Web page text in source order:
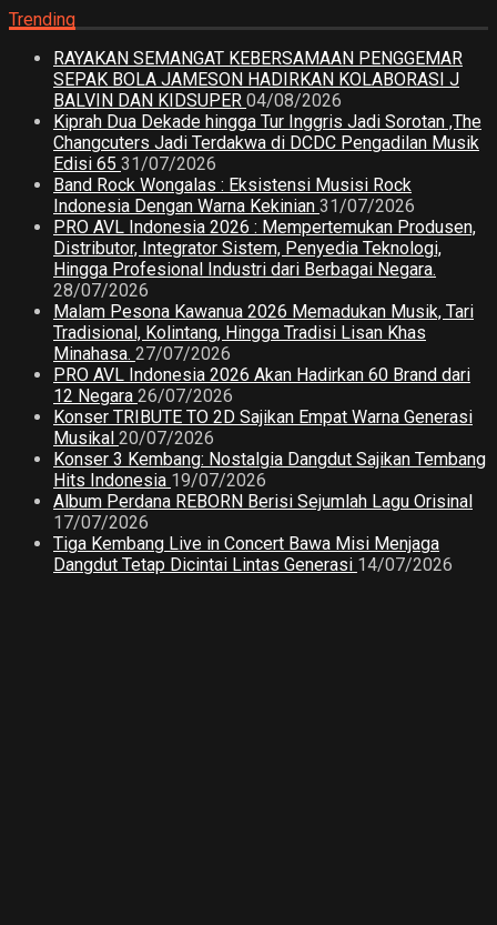
Trending
RAYAKAN SEMANGAT KEBERSAMAAN PENGGEMAR
SEPAK BOLA JAMESON HADIRKAN KOLABORASI J
BALVIN DAN KIDSUPER 04/08/2026
Kiprah Dua Dekade hingga Tur Inggris Jadi Sorotan ,The
Changcuters Jadi Terdakwa di DCDC Pengadilan Musik
Edisi 65 31/07/2026
Band Rock Wongalas : Eksistensi Musisi Rock
Indonesia Dengan Warna Kekinian 31/07/2026
PRO AVL Indonesia 2026 : Mempertemukan Produsen,
Distributor, Integrator Sistem, Penyedia Teknologi,
Hingga Profesional Industri dari Berbagai Negara.
28/07/2026
Malam Pesona Kawanua 2026 Memadukan Musik, Tari
Tradisional, Kolintang, Hingga Tradisi Lisan Khas
Minahasa. 27/07/2026
PRO AVL Indonesia 2026 Akan Hadirkan 60 Brand dari
12 Negara 26/07/2026
Konser TRIBUTE TO 2D Sajikan Empat Warna Generasi
Musikal 20/07/2026
Konser 3 Kembang: Nostalgia Dangdut Sajikan Tembang
Hits Indonesia 19/07/2026
Album Perdana REBORN Berisi Sejumlah Lagu Orisinal
17/07/2026
Tiga Kembang Live in Concert Bawa Misi Menjaga
Dangdut Tetap Dicintai Lintas Generasi 14/07/2026